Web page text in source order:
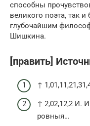
способны
великого поэта, так
глубочайшим
Шишкина.
[править]
↑
↑ 2,02,12,2 И.
ровныя…